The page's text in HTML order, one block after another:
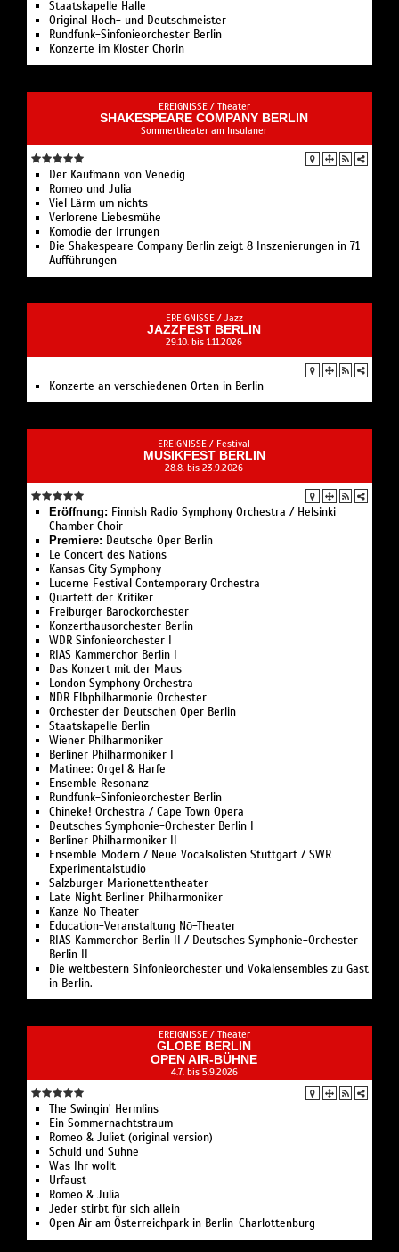
Staatskapelle Halle
Original Hoch- und Deutschmeister
Rundfunk-Sinfonieorchester Berlin
Konzerte im Kloster Chorin
EREIGNISSE / Theater
SHAKESPEARE COMPANY BERLIN
Sommertheater am Insulaner
Der Kaufmann von Venedig
Romeo und Julia
Viel Lärm um nichts
Verlorene Liebesmühe
Komödie der Irrungen
Die Shakespeare Company Berlin zeigt 8 Inszenierungen in 71
Aufführungen
EREIGNISSE / Jazz
JAZZFEST BERLIN
29.10. bis 1.11.2026
Konzerte an verschiedenen Orten in Berlin
EREIGNISSE / Festival
MUSIKFEST BERLIN
28.8. bis 23.9.2026
Eröffnung: Finnish Radio Symphony Orchestra / Helsinki
Chamber Choir
Premiere: Deutsche Oper Berlin
Le Concert des Nations
Kansas City Symphony
Lucerne Festival Contemporary Orchestra
Quartett der Kritiker
Freiburger Barockorchester
Konzerthausorchester Berlin
WDR Sinfonieorchester I
RIAS Kammerchor Berlin I
Das Konzert mit der Maus
London Symphony Orchestra
NDR Elbphilharmonie Orchester
Orchester der Deutschen Oper Berlin
Staatskapelle Berlin
Wiener Philharmoniker
Berliner Philharmoniker I
Matinee: Orgel & Harfe
Ensemble Resonanz
Rundfunk-Sinfonieorchester Berlin
Chineke! Orchestra / Cape Town Opera
Deutsches Symphonie-Orchester Berlin I
Berliner Philharmoniker II
Ensemble Modern / Neue Vocalsolisten Stuttgart / SWR
Experimentalstudio
Salzburger Marionettentheater
Late Night Berliner Philharmoniker
Kanze Nō Theater
Education-Veranstaltung Nō-Theater
RIAS Kammerchor Berlin II / Deutsches Symphonie-Orchester
Berlin II
Die weltbestern Sinfonieorchester und Vokalensembles zu Gast
in Berlin.
EREIGNISSE / Theater
GLOBE BERLIN
OPEN AIR-BÜHNE
4.7. bis 5.9.2026
The Swingin’ Hermlins
Ein Sommernachtstraum
Romeo & Juliet (original version)
Schuld und Sühne
Was Ihr wollt
Urfaust
Romeo & Julia
Jeder stirbt für sich allein
Open Air am Österreichpark in Berlin-Charlottenburg